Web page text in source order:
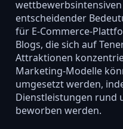
entscheidender
für E-Commerce-
Blogs, die sich auf
Attraktionen
Marketing-Modelle
umgesetzt werden,
Dienstleistungen rund
beworben werden.